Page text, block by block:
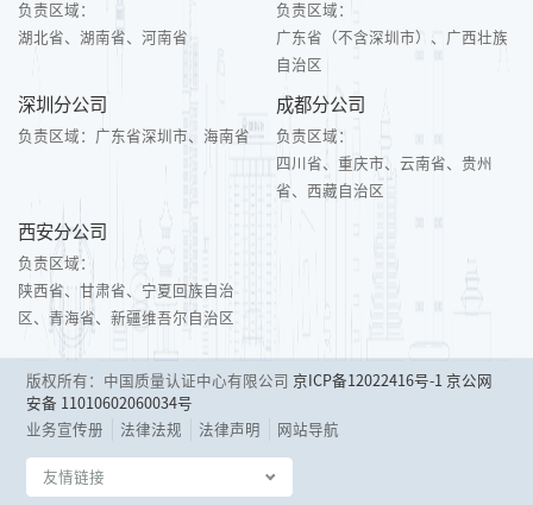
负责区域：
湖北省、湖南省、河南省
负责区域：
广东省（不含深圳市）、广西壮族
自治区
深圳分公司
负责区域： 广东省深圳市、海南省
成都分公司
负责区域：
四川省、重庆市、云南省、贵州
省、西藏自治区
西安分公司
负责区域：
陕西省、甘肃省、宁夏回族自治
区、青海省、新疆维吾尔自治区
版权所有：中国质量认证中心有限公司 京ICP备12022416号-1 京公网
安备 11010602060034号
业务宣传册
法律法规 法律声明 网站导航
友情链接